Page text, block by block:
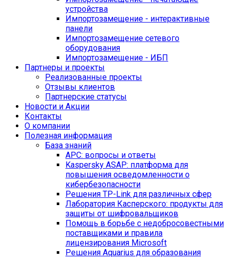
устройства
Импортозамещение - интерактивные
панели
Импортозамещение сетевого
оборудования
Импортозамещение - ИБП
Партнеры и проекты
Реализованные проекты
Отзывы клиентов
Партнерские статусы
Новости и Акции
Контакты
O компании
Полезная информация
База знаний
APC: вопросы и ответы
Kaspersky ASAP: платформа для
повышения осведомленности о
кибербезопасности
Решения TP-Link для различных сфер
Лаборатория Касперского: продукты для
защиты от шифровальщиков
Помощь в борьбе с недобросовестными
поставщиками и правила
лицензирования Microsoft
Решения Aquarius для образования